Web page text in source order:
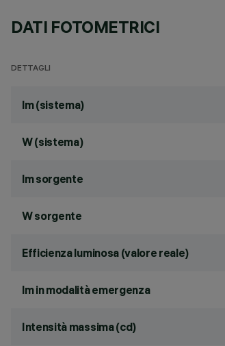
DATI FOTOMETRICI
DETTAGLI
lm (sistema)
W (sistema)
lm sorgente
W sorgente
Efficienza luminosa (valore reale)
lm in modalità emergenza
Intensità massima (cd)